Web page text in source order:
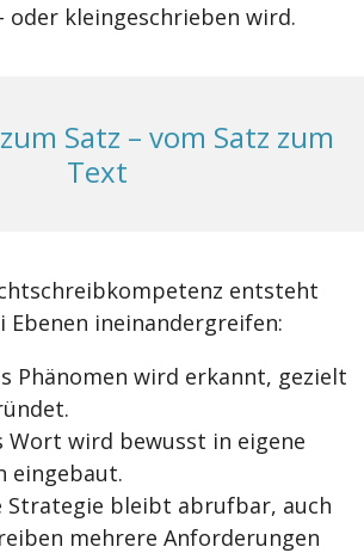
oder kleingeschrieben wird.
Satz – vom Satz zum
Text
entsteht
Ebenen ineinandergreifen:
Phänomen wird erkannt, gezielt
Wort wird bewusst in eigene
eingebaut.
Strategie bleibt abrufbar, auch
mehrere Anforderungen